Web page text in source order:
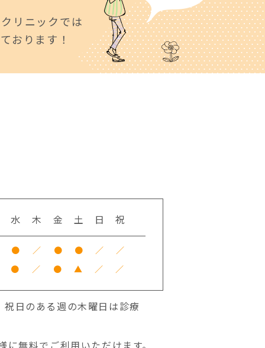
リニックでは
おります！
水 木 金 土 日 祝
● ／ ● ● ／
／
●
／ ● ▲ ／ ／
日のある週の木曜日は診療
無料でご利用いただけます。